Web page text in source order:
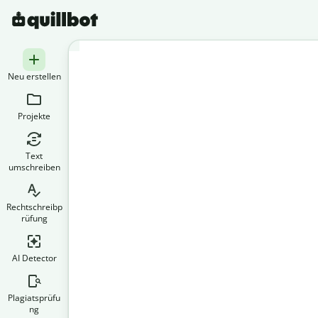
Neu erstellen
Projekte
Text
umschreiben
Rechtschreibp
rüfung
AI Detector
Plagiatsprüfu
ng